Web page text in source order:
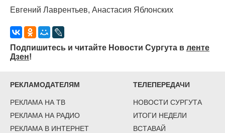
Евгений Лаврентьев, Анастасия Яблонских
Подпишитесь и читайте Новости Сургута в ленте
Дзен!
РЕКЛАМОДАТЕЛЯМ
РЕКЛАМА НА ТВ
РЕКЛАМА НА РАДИО
РЕКЛАМА В ИНТЕРНЕТ
ТЕЛЕПЕРЕДАЧИ
НОВОСТИ СУРГУТА
ИТОГИ НЕДЕЛИ
ВСТАВАЙ